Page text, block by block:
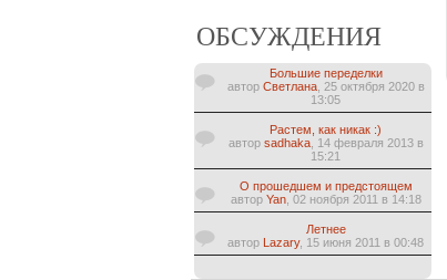
ОБСУЖДЕНИЯ
Большие переделки
автор Светлана, 25 октября 2020 в
13:05
Растем, как никак :)
автор sadhaka, 14 февраля 2013 в
15:21
О прошедшем и предстоящем
автор Yan, 02 ноября 2011 в 14:18
Летнее
автор Lazary, 15 июня 2011 в 00:48